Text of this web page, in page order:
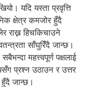
यदि यस्ता प्रवृत्ति
क्षेत्र कमजोर हुँदै
राख्न हिचकिचाउने
साँघुरिँदै जान्छ।
महत्त्वपूर्ण पक्षलाई
प्रश्न उठाउन र उत्तर
जान्छ।